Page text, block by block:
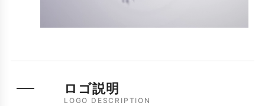
LOGO DESCRIPTION
ロゴ説明